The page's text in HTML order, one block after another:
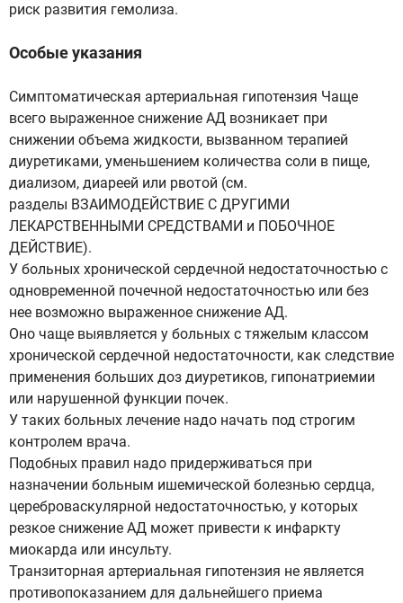
риск развития гемолиза.
Особые указания
Симптоматическая артериальная гипотензия Чаще
всего выраженное снижение АД возникает при
снижении объема жидкости, вызванном терапией
диуретиками, уменьшением количества соли в пище,
диализом, диареей или рвотой (см.
разделы ВЗАИМОДЕЙСТВИЕ С ДРУГИМИ
ЛЕКАРСТВЕННЫМИ СРЕДСТВАМИ и ПОБОЧНОЕ
ДЕЙСТВИЕ).
У больных хронической сердечной недостаточностью с
одновременной почечной недостаточностью или без
нее возможно выраженное снижение АД.
Оно чаще выявляется у больных с тяжелым классом
хронической сердечной недостаточности, как следствие
применения больших доз диуретиков, гипонатриемии
или нарушенной функции почек.
У таких больных лечение надо начать под строгим
контролем врача.
Подобных правил надо придерживаться при
назначении больным ишемической болезнью сердца,
цереброваскулярной недостаточностью, у которых
резкое снижение АД может привести к инфаркту
миокарда или инсульту.
Транзиторная артериальная гипотензия не является
противопоказанием для дальнейшего приема